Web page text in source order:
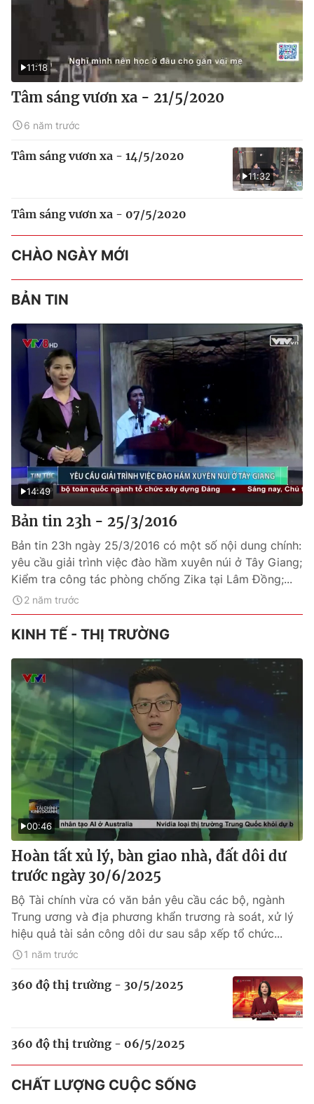
11:18
Tâm sáng vươn xa - 21/5/2020
6 năm trước
11:32
Tâm sáng vươn xa - 14/5/2020
Tâm sáng vươn xa - 07/5/2020
CHÀO NGÀY MỚI
BẢN TIN
14:49
Bản tin 23h - 25/3/2016
Bản tin 23h ngày 25/3/2016 có một số nội dung chính:
yêu cầu giải trình việc đào hầm xuyên núi ở Tây Giang;
Kiểm tra công tác phòng chống Zika tại Lâm Đồng;...
2 năm trước
KINH TẾ - THỊ TRƯỜNG
00:46
Hoàn tất xủ lý, bàn giao nhà, đất dôi dư
trước ngày 30/6/2025
Bộ Tài chính vừa có văn bản yêu cầu các bộ, ngành
Trung ương và địa phương khẩn trương rà soát, xử lý
hiệu quả tài sản công dôi dư sau sắp xếp tổ chức...
1 năm trước
360 độ thị trường - 30/5/2025
360 độ thị trường - 06/5/2025
CHẤT LƯỢNG CUỘC SỐNG